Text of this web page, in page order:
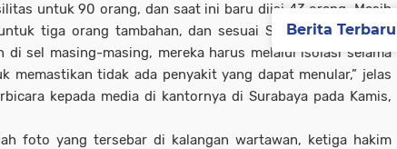
untuk 90 orang, dan saat ini baru diisi 43 orang. Masih
tiga orang tambahan, dan sesuai SOP kami, sebelum
di sel masing-masing, mereka harus melalui isolasi selama
memastikan tidak ada penyakit yang dapat menular,” jelas
kepada media di kantornya di Surabaya pada Kamis,
foto yang tersebar di kalangan wartawan, ketiga hakim
Berita Terbaru